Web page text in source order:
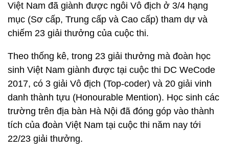
Việt Nam đã giành được ngôi Vô địch ở 3/4 hạng
mục (Sơ cấp, Trung cấp và Cao cấp) tham dự và
chiếm 23 giải thưởng của cuộc thi.
Theo thống kê, trong 23 giải thưởng mà đoàn học
sinh Việt Nam giành được tại cuộc thi DC WeCode
2017, có 3 giải Vô địch (Top-coder) và 20 giải vinh
danh thành tựu (Honourable Mention). Học sinh các
trường trên địa bàn Hà Nội đã đóng góp vào thành
tích của đoàn Việt Nam tại cuộc thi năm nay tới
22/23 giải thưởng.